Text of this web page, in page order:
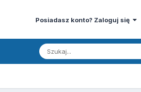
Posiadasz konto? Zaloguj się